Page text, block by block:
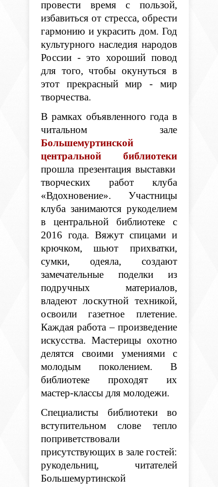
провести время с пользой,
избавиться от стресса, обрести
гармонию и украсить дом.Год
культурного наследия народов
России - это хороший повод
для того, чтобы окунуться в
этот прекрасный мир - мир
творчества.
В рамках объявленного года в
читальном зале
Большемуртинской
центральной библиотеки
прошла презентация выставки
творческих работ клуба
«Вдохновение». Участницы
клуба занимаются рукоделием
в центральной библиотеке с
2016 года. Вяжут спицами и
крючком, шьют прихватки,
сумки, одеяла, создают
замечательные поделки из
подручных материалов,
владеют лоскутной техникой,
освоили газетное плетение.
Каждая работа – произведение
искусства. Мастерицы охотно
делятся своими умениями с
молодым поколением. В
библиотеке проходят их
мастер-классы для молодежи.
Специалисты библиотеки во
вступительном слове тепло
поприветствовали
присутствующих в зале гостей:
рукодельниц, читателей
Большемуртинской